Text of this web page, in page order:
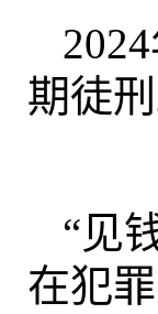
期徒
“见
在犯